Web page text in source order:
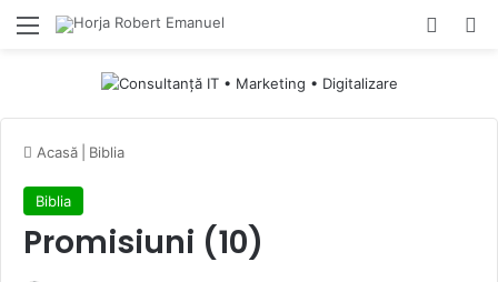
Menu
Acasă Biblia
Biblia
Promisiuni (10)